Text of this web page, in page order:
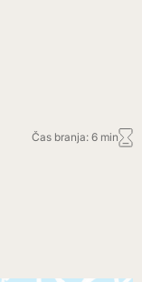
Čas branja: 6 min